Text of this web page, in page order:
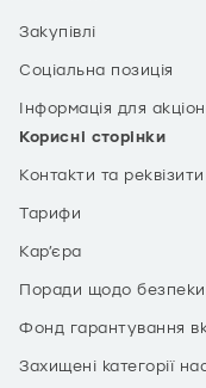
Закупівлі
Соціальна позиція
Інформація для
Корисні сторінки
Контакти та реквізити
Тарифи
Кар’єра
Поради щодо безпеки
Фонд гарантування
Захищені категорії